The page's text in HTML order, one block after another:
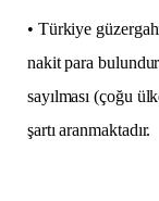
• Türkiye
nakit para
sayılması (çoğu
şartı aranmaktadır.